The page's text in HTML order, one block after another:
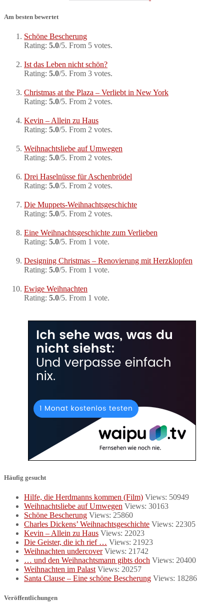
Am besten bewertet
Schöne Bescherung
Rating: 5.0/5. From 5 votes.
Ist das Leben nicht schön?
Rating: 5.0/5. From 3 votes.
Christmas at the Plaza – Verliebt in New York
Rating: 5.0/5. From 2 votes.
Kevin – Allein zu Haus
Rating: 5.0/5. From 2 votes.
Weihnachtsliebe auf Umwegen
Rating: 5.0/5. From 2 votes.
Drei Haselnüsse für Aschenbrödel
Rating: 5.0/5. From 2 votes.
Die Muppets-Weihnachtsgeschichte
Rating: 5.0/5. From 2 votes.
Eine Weihnachtsgeschichte zum Verlieben
Rating: 5.0/5. From 1 vote.
Designing Christmas – Renovierung mit Herzklopfen
Rating: 5.0/5. From 1 vote.
Ewige Weihnachten
Rating: 5.0/5. From 1 vote.
Häufig gesucht
Hilfe, die Herdmanns kommen (Film) Views: 50949
Weihnachtsliebe auf Umwegen Views: 30163
Schöne Bescherung Views: 25860
Charles Dickens’ Weihnachtsgeschichte Views: 22305
Kevin – Allein zu Haus Views: 22023
Die Geister, die ich rief … Views: 21923
Weihnachten undercover Views: 21742
… und den Weihnachtsmann gibts doch Views: 20400
Weihnachten im Palast Views: 20257
Santa Clause – Eine schöne Bescherung Views: 18286
Veröffentlichungen